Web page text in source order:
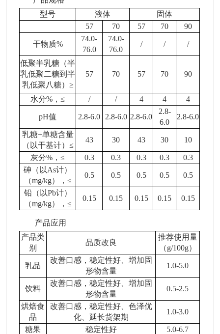
型号
液体
固体
57
70 57 70 90
干物质%
74.0-
76.0
74.0-
76.0
/ / /
低聚半乳糖（半
乳低聚二糖到半
乳低聚八糖） ≥
57 70 57 70 90
水分% ， ≤ / / 4 4 4
pH值 2.8-6.0 2.8-6.0 2.8-6.0
2.8-
6.0
2.8-6.0
乳糖+单糖含量
（以干基计） ≤
43 30 43 30 10
灰分% ， ≤ 0.3 0.3 0.3 0.3
0.3
砷（以As计）
（mg/kg）， ≤
0.5 0.5 0.5 0.5 0.5
铅（以Pb计）
（mg/kg）， ≤
0.15 0.15 0.15 0.15 0.15
产品应用
产品类
别
品质改良
推荐使用量
（g/100g）
乳品
改善口感，稳定性好、增加固
形物含量
1.0-5.0
饮料
改善口感，稳定性好、增加固
形物含量
0.5-2.5
烘焙食
品
改善口感，稳定性好、色泽优
化、延长货架期
1.0-3.0
糖果 稳定性好
5.0-6.7